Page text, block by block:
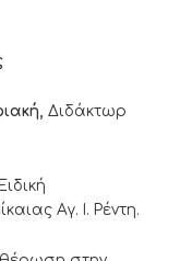
Διδάκτωρ
Αγ. Ι. Ρέντη.